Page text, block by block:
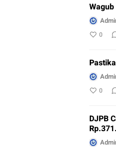
0
0
DJPB